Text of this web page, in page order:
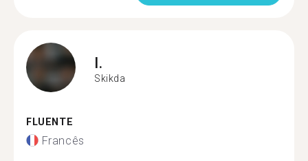
I.
Skikda
FLUENTE
Francês